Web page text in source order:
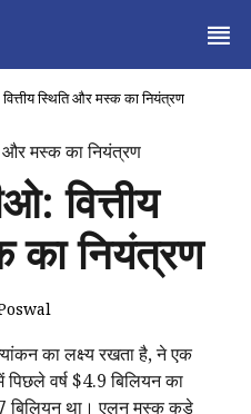
स्थिति और मस्क का नियंत्रण
वित्तीय
का नियंत्रण
का लक्ष्य रखता है, ने एक
पिछले वर्ष $4.9 बिलियन का
बिलियन था। एलन मस्क कड़े